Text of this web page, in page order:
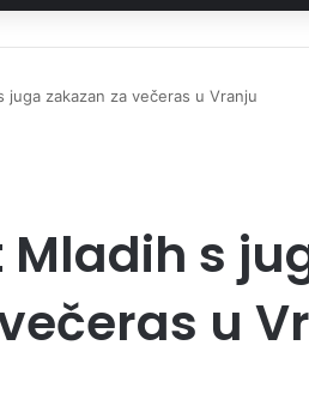
zakazan za večeras u Vranju
s
u